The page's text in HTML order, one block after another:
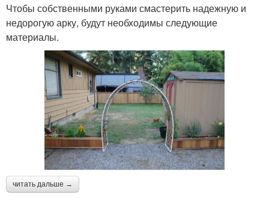
Чтобы собственными руками смастерить надежную и
недорогую арку, будут необходимы следующие
материалы.
читать дальше →